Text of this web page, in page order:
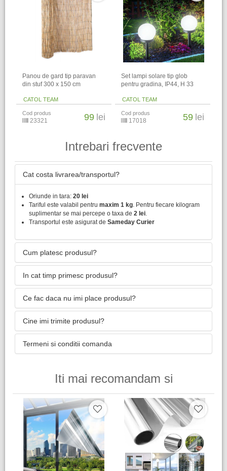
Panou de gard tip paravan
din stuf 300 x 150 cm
CATOL TEAM
Cod produs
23321 99 lei
Set lampi solare tip glob
pentru gradina, IP44, H 33
CATOL TEAM
Cod produs
17018 59 lei
Intrebari frecvente
Cat costa livrarea/transportul?
Oriunde in tara: 20 lei
Tariful este valabil pentru maxim 1 kg . Pentru fiecare kilogram
suplimentar se mai percepe o taxa de 2 lei
Transportul este asigurat de Sameday Curier
Cum platesc produsul?
In cat timp primesc produsul?
Ce fac daca nu imi place produsul?
Cine imi trimite produsul?
Termeni si conditii comanda
Iti mai recomandam si